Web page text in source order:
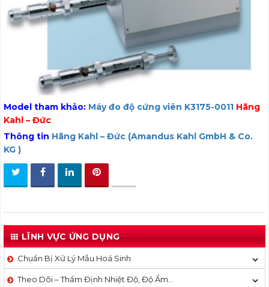
Model tham khảo: Máy đo độ cứng viên K3175-0011 Hãng
Kahl – Đức
Thông tin Hãng Kahl – Đức (Amandus Kahl GmbH & Co.
KG )
LĨNH VỰC ỨNG DỤNG
Chuẩn Bị Xử Lý Mẫu Hoá Sinh
Theo Dõi – Thẩm Định Nhiệt Độ, Độ Ẩm…